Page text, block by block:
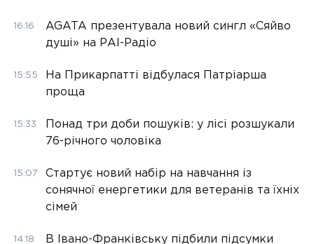
16:16
AGATA презентувала новий сингл «Сяйво
душі» на РАІ-Радіо
15:55
На Прикарпатті відбулася Патріарша
проща
15:33
Понад три доби пошуків: у лісі розшукали
76-річного чоловіка
15:07
Стартує новий набір на навчання із
сонячної енергетики для ветеранів та їхніх
сімей
14:18 В Івано-Франківську підбили підсумки